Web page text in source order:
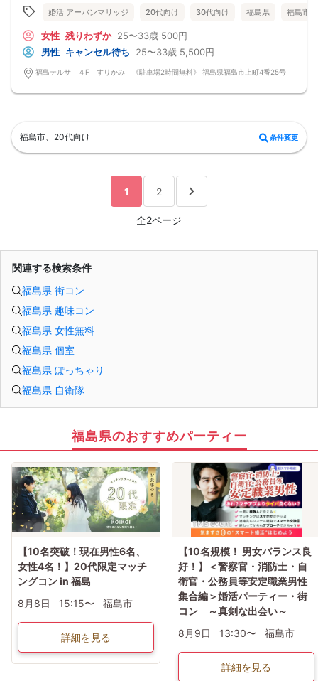
・女性先退出の出待ちNG対応
・連絡先交換自由・交換強要NG 等
◆◇第一印象はシステム分析で明瞭なカップル指名サポート※オリジナル 天使の
カード発行
◆◇ドレスコードなし！カジュアルスタイルでＯＫ！
◆◇男女バランス調整 最大でも±3名様までに調整いたします。
【人数調整が必要な企画ですので予定確定の上ご予約お願いいたします。キャン
各最低3名様以上の異性の方と出会える企画です。今回の会場は最大12：12となり
ます。
【中止判断タイミング】
婚活 アーバンマリッジ 20代向け 30代向け 福島県 福島市
女性 残りわずか 25〜33歳 500円
男性 キャンセル待ち 25〜33歳 5,500円
福島テルサ ４F すりかみ 《駐車場2時間無料》 福島県福島市上町4番25号
福島市、20代向け 条件変更
1 2
全2ページ
関連する検索条件
福島県 街コン
福島県 趣味コン
福島県 女性無料
福島県 個室
福島県 ぽっちゃり
福島県 自衛隊
福島県のおすすめパーティー
【10名突破！現在男性6名、
女性4名！】20代限定マッチ
ングコン in 福島
8月8日
15:15〜 福島市
詳細を見る
【10名規模！ 男女バランス良
好！】＜警察官・消防士・自
衛官・公務員等安定職業男性
集合編＞婚活パーティー・街
コン ～真剣な出会い～
8月9日
13:30〜 福島市
詳細を見る